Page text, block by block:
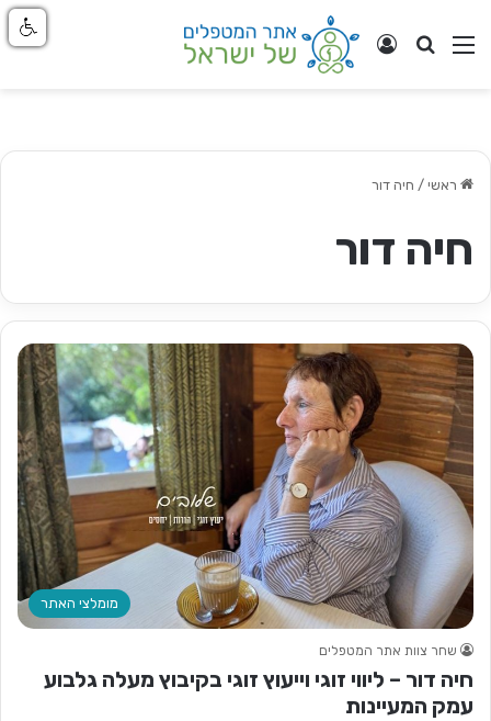
ניווט באתר
חפש התחבר
ראשי / חיה דור
חיה דור
מומלצי האתר
שחר צוות אתר המטפלים
חיה דור – ליווי זוגי וייעוץ זוגי בקיבוץ מעלה גלבוע
עמק המעיינות